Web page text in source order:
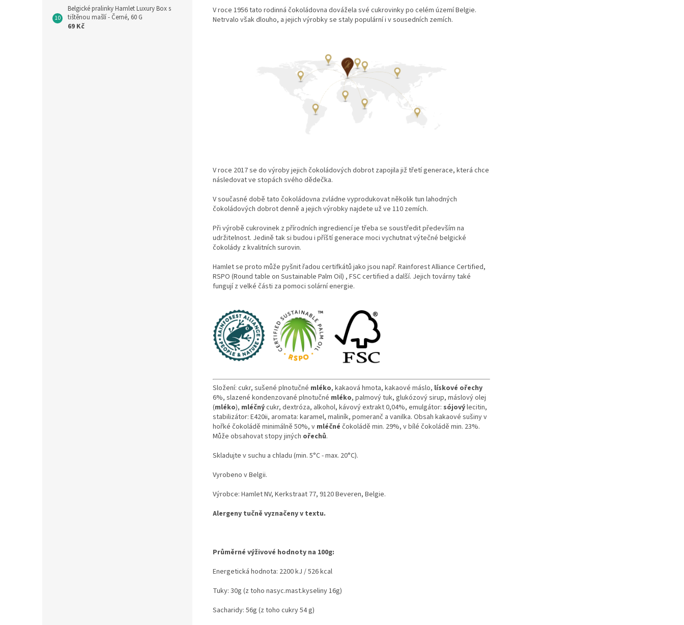
Belgické pralinky Hamlet Luxury Box s
tištěnou mašlí - Černé, 60 G
69 Kč
V roce 1956 tato rodinná čokoládovna dovážela své cukrovinky po celém území Belgie.
Netrvalo však dlouho, a jejich výrobky se staly populární i v sousedních zemích.
V roce 2017 se do výroby jejich čokoládových dobrot zapojila již třetí generace, která chce
následovat ve stopách svého dědečka.
V současné době tato čokoládovna zvládne vyprodukovat několik tun lahodných
čokoládových dobrot denně a jejich výrobky najdete už ve 110 zemích.
Při výrobě cukrovinek z přírodních ingrediencí je třeba se soustředit především na
udržitelnost. Jedině tak si budou i příští generace moci vychutnat výtečné belgické
čokolády z kvalitních surovin.
Hamlet se proto může pyšnit řadou certifkátů jako jsou např. Rainforest Alliance Certified,
RSPO (Round table on Sustainable Palm Oil) , FSC certified a další. Jejich továrny také
fungují z velké části za pomoci solární energie.
Složení: cukr, sušené plnotučné mléko, kakaová hmota, kakaové máslo, lískové ořechy
6%, slazené kondenzované plnotučné mléko, palmový tuk, glukózový sirup, máslový olej
(mléko), mléčnýcukr, dextróza, alkohol, kávový extrakt 0,04%, emulgátor: sójovýlecitin,
stabilizátor: E420ii, aromata: karamel, maliník, pomeranč a vanilka. Obsah kakaové sušiny v
hořké čokoládě minimálně 50%, v mléčné čokoládě min. 29%, v bílé čokoládě min. 23%.
Může obsahovat stopy jiných ořechů.
Skladujte v suchu a chladu (min. 5°C - max. 20°C).
Vyrobeno v Belgii.
Výrobce: Hamlet NV, Kerkstraat 77, 9120 Beveren, Belgie.
Alergeny tučně vyznačeny v textu.
Průměrné výživové hodnoty na 100g:
Energetická hodnota: 2200 kJ / 526 kcal
Tuky: 30g (z toho nasyc.mast.kyseliny 16g)
Sacharidy: 56g (z toho cukry 54 g)